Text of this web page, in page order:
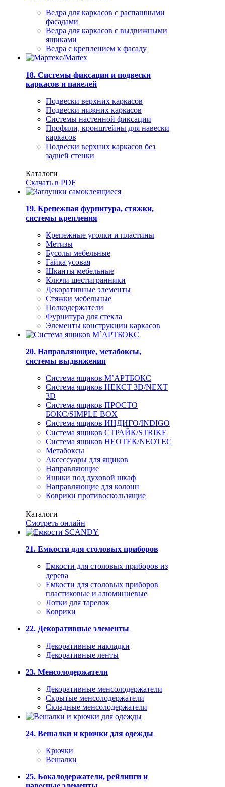
Ведра для каркасов с распашными
фасадами
Ведра для каркасов с выдвижными
ящиками
Ведра с креплением к фасаду
18. Системы фиксации и подвески
каркасов и панелей
Подвески верхних каркасов
Подвески нижних каркасов
Системы настенной фиксации
Профили, кронштейны для навески
каркасов
Подвески верхних каркасов без
задней стенки
Каталоги
Скачать в PDF
19. Крепежная фурнитура, стяжки,
системы крепления
Крепежные уголки и пластины
Метизы
Бусолы мебельные
Гайка усовая
Шканты мебельные
Ключи шестигранники
Декоративные элементы
Стяжки мебельные
Полкодержатели
Фурнитура для стекла
Элементы конструкции каркасов
20. Направляющие, метабоксы,
системы выдвижения
Система ящиков М’АРТБОКС
Система ящиков НЕКСТ 3D/NEXT
3D
Система ящиков ПРОСТО
БОКС/SIMPLE BOX
Система ящиков ИНДИГО/INDIGO
Система ящиков СТРАЙК/STRIKE
Система ящиков НЕОТЕК/NEOTEC
Метабоксы
Аксессуары для ящиков
Направляющие
Ящики под духовой шкаф
Направляющие для колонн
Коврики противоскользящие
Каталоги
Смотреть онлайн
21. Емкости для столовых приборов
Емкости для столовых приборов из
дерева
Емкости для столовых приборов
пластиковые и алюминиевые
Лотки для тарелок
Коврики
22. Декоративные элементы
Декоративные накладки
Декоративные ленты
23. Менсолодержатели
Декоративные менсолодержатели
Скрытые менсолодержатели
Складные менсолодержатели
24. Вешалки и крючки для одежды
Крючки
Вешалки
25. Бокалодержатели, рейлинги и